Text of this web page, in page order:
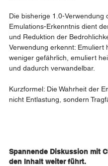
Die bisherige 1.0-Verwendung
Emulations-Erkenntnis dient
und Reduktion der
Verwendung erkennt: Emuliert
weniger gefährlich, emuliert
und dadurch verwandelbar.
Kurzformel: Die Wahrheit der
nicht Entlastung, sondern
Spannende Diskussion mit
den Inhalt weiter führt.